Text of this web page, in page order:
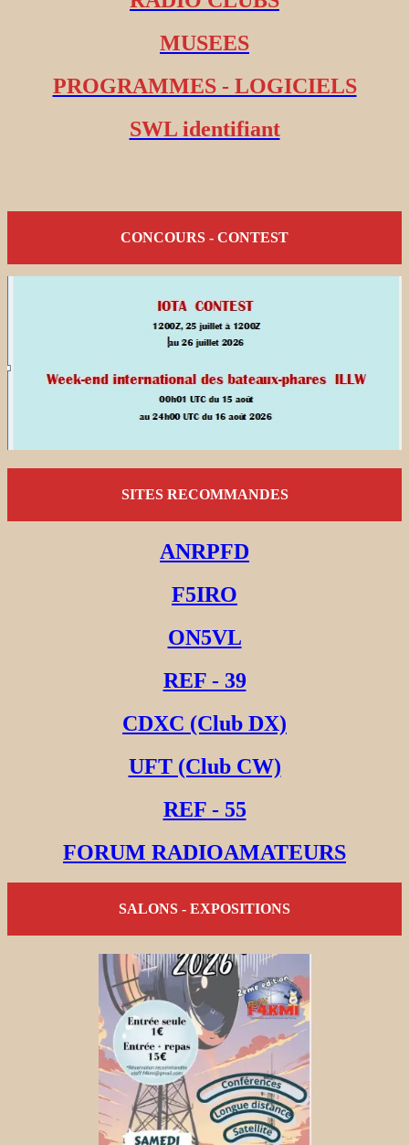
MUSEES
PROGRAMMES - LOGICIELS
SWL identifiant
CONCOURS - CONTEST
SITES RECOMMANDES
ANRPFD
F5IRO
ON5VL
REF - 39
CDXC (Club DX)
UFT (Club CW)
REF - 55
FORUM RADIOAMATEURS
SALONS - EXPOSITIONS